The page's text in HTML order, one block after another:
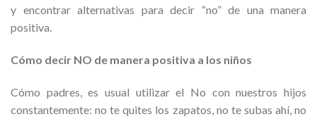
y encontrar alternativas para decir “no” de una manera
positiva.
Cómo decir NO de manera positiva a los niños
Cómo padres, es usual utilizar el No con nuestros hijos
constantemente: no te quites los zapatos, no te subas ahí, no